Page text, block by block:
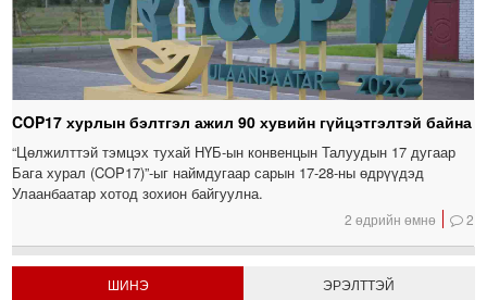
COP17 хурлын бэлтгэл ажил 90 хувийн гүйцэтгэлтэй байна
“Цөлжилттэй тэмцэх тухай НҮБ-ын конвенцын Талуудын 17 дугаар
Бага хурал (COP17)”-ыг наймдугаар сарын 17-28-ны өдрүүдэд
Улаанбаатар хотод зохион байгуулна.
2 өдрийн өмнө 2
ШИНЭ
ЭРЭЛТТЭЙ